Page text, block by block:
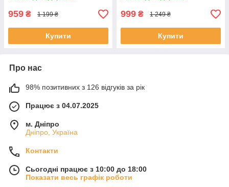
959 ₴ 1 199 ₴
Купити
боді
999 ₴ 1 249 ₴
Купити
Про нас
98% позитивних з 126 відгуків за рік
Працює з 04.07.2025
м. Дніпро
Дніпро, Україна
Контакти
Сьогодні працює з 10:00 до 18:00
Показати весь графік роботи